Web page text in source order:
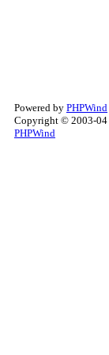
Powered by PHPWind
Copyright © 2003-04
PHPWind